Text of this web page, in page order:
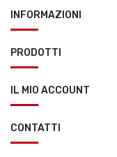
INFORMAZIONI
PRODOTTI
IL MIO ACCOUNT
CONTATTI